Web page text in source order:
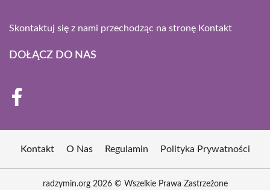
Skontaktuj się z nami przechodząc na stronę Kontakt
DOŁĄCZ DO NAS
Kontakt O Nas Regulamin Polityka Prywatności
radzymin.org 2026 © Wszelkie Prawa Zastrzeżone